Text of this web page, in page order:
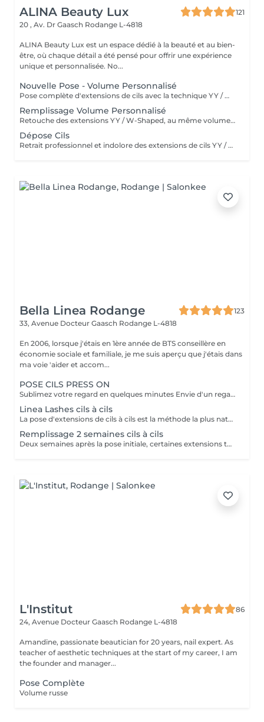
ALINA Beauty Lux
121
20 , Av. Dr Gaasch Rodange L-4818
ALINA Beauty Lux est un espace dédié à la beauté et au bien-
être, où chaque détail a été pensé pour offrir une expérience
unique et personnalisée. No...
Nouvelle Pose - Volume Personnalisé
Pose complète d'extensions de cils avec la technique YY / W-Shaped, pour un effet naturel et volumineux à la fois. La cliente choisit son style : 3D (volume soft), 6D (volume moyen) ou 9D (méga volume) le prix reste le même, car le temps de pose est identique. Les cils YY / W assurent un rendu dense, aéré et léger, tout en respectant la santé des cils naturels. Résultat optimal : tenue moyenne de 4 à 6 semaines selon le cycle naturel des cils. Entretien : remplissage conseillé toutes les 3 à 4 semaines.
Remplissage Volume Personnalisé
Retouche des extensions YY / W-Shaped, au même volume choisi lors de la pose : 3D, 6D ou 9D. Remplacement des cils tombés naturellement, correction de la ligne et vérification complète de la symétrie. Résultat uniforme, léger et durable, sans surcharges ni paquets. Fréquence recommandée : toutes les 3 à 4 semaines pour garder le volume et la forme parfaits.
Dépose Cils
Retrait professionnel et indolore des extensions de cils YY / W-Shaped, réalisé avec un dissolvant doux spécialement conçu pour protéger les cils naturels. Aucune traction, aucune casse : les extensions se dissolvent en douceur tout en laissant la base propre et saine. Conseil : recommandé avant une nouvelle pose ou lors d'une pause soin pour laisser les cils naturels se régénérer.
Bella Linea Rodange
123
33, Avenue Docteur Gaasch Rodange L-4818
En 2006, lorsque j'étais en 1ère année de BTS conseillère en
économie sociale et familiale, je me suis aperçu que j'étais dans
ma voie 'aider et accom...
POSE CILS PRESS ON
Sublimez votre regard en quelques minutes Envie d'un regard irrésistible sans contrainte ? Nos cils press-on pré collés sont la solution idéale pour un effet immédiat, naturel ou intense, selon vos envies. Faciles, rapides et confortables, ils transforment votre regard en un instant sans effort. Que ce soit pour un événement, une soirée ou simplement pour vous sentir belle au quotidien, nos cils sont pensés pour vous offrir un résultat impeccable, sans compromis. Passez à l'expérience press-on : Zéro allergie, zéro stress Pose rapide et résultat professionnel. Tenue confortable jusqu'à 10 jours. Waterproof, n'abîme pas vos cils. Styles adaptés à toutes les occasions Prête à révéler votre regard ? Réservez dès maintenant votre moment beauté et laissez la magie opérer.
Linea Lashes cils à cils
La pose d'extensions de cils à cils est la méthode la plus naturelle d'embellissement du regard. Chaque cil naturel reçoit une extension individuelle, fixée avec précision par une technicienne qualifiée. Cette technique garantit une parfaite séparation des cils et un rendu harmonieux, sans effet lourd. Le résultat : des cils allongés, un volume subtil et un regard mis en valeur au quotidien, sans besoin de mascara.
Remplissage 2 semaines cils à cils
Deux semaines après la pose initiale, certaines extensions tombent naturellement avec vos cils. Le remplissage 2 semaines permet de remplacer les cils manquants, de redonner de la densité et de maintenir un résultat uniforme. Idéal pour garder un effet soigné et impeccable au quotidien.
L'Institut
86
24, Avenue Docteur Gaasch Rodange L-4818
Amandine, passionate beautician for 20 years, nail expert. As
teacher of aesthetic techniques at the start of my career, I am
the founder and manager...
Pose Complète
Volume russe